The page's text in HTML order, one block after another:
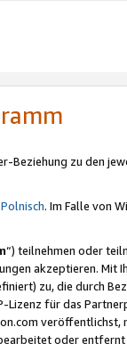
Beziehung zu den
Polnisch. Im Falle von
“) teilnehmen oder
akzeptieren. Mit
zu, die durch
Lizenz für das
veröffentlichst,
oder